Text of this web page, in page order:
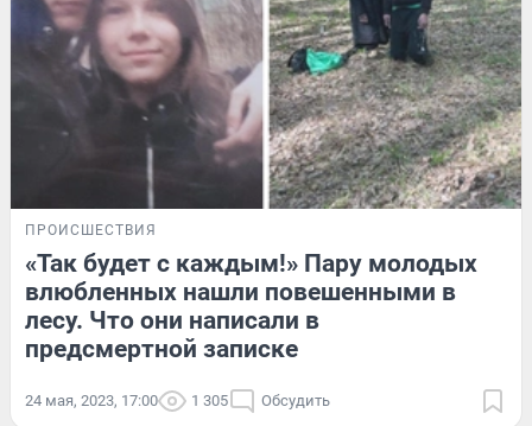
ПРОИСШЕСТВИЯ
«Так будет с каждым!» Пару молодых
влюбленных нашли повешенными в
лесу. Что они написали в
предсмертной записке
24 мая, 2023, 17:00 1 305 Обсудить